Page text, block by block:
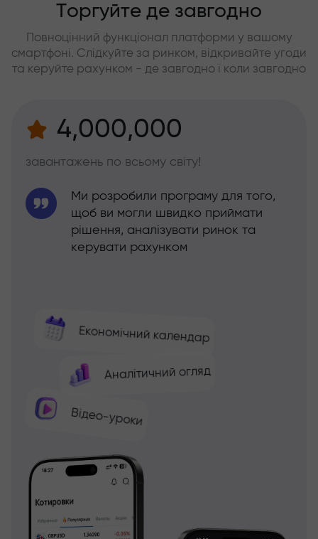
Торгуйте де завгодно
Повноцінний функціонал платформи у вашому
смартфоні. Слідкуйте за ринком, відкривайте угоди
та керуйте рахунком - де завгодно і коли завгодно
4,000,000
завантажень по всьому світу!
Економічний календар
Аналітичний огляд
Відео-уроки
Ми розробили програму для того,
щоб ви могли швидко приймати
рішення, аналізувати ринок та
керувати рахунком